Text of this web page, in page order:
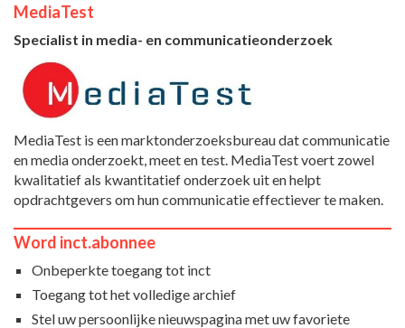
MediaTest
Specialist in media- en communicatieonderzoek
MediaTest is een marktonderzoeksbureau dat communicatie
en media onderzoekt, meet en test. MediaTest voert zowel
kwalitatief als kwantitatief onderzoek uit en helpt
opdrachtgevers om hun communicatie effectiever te maken.
Word inct.abonnee
Onbeperkte toegang tot inct
Toegang tot het volledige archief
Stel uw persoonlijke nieuwspagina met uw favoriete